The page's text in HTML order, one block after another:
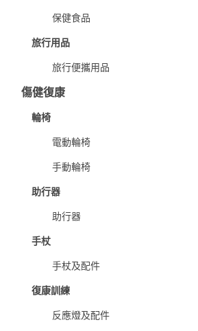
保健食品
旅行用品
旅行便攜用品
傷健復康
輪椅
電動輪椅
手動輪椅
助行器
助行器
手杖
手杖及配件
復康訓練
反應燈及配件